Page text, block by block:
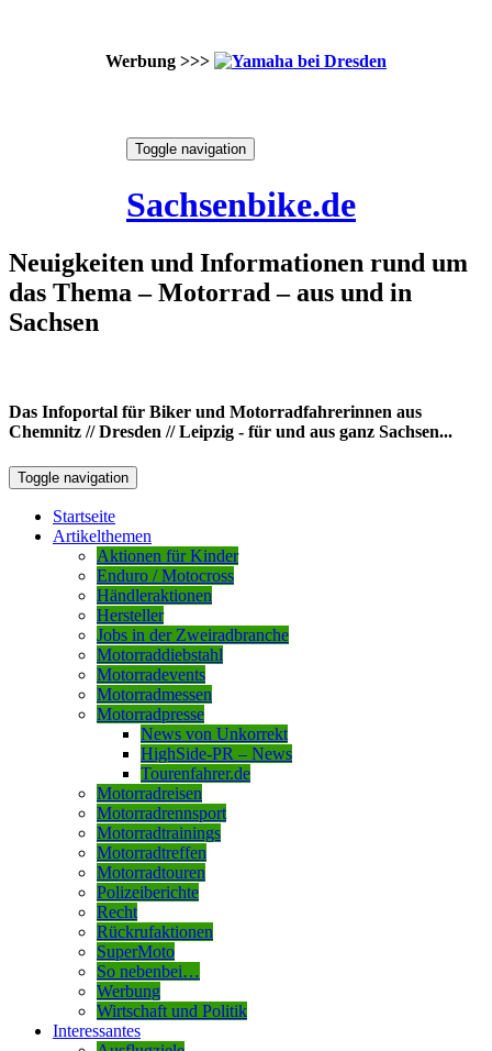
Werbung >>>
Toggle navigation
Sachsenbike.de
Neuigkeiten und Informationen rund um
das Thema – Motorrad – aus und in
Sachsen
Das Infoportal für Biker und Motorradfahrerinnen aus
Chemnitz // Dresden // Leipzig - für und aus ganz Sachsen...
Toggle navigation
Startseite
Artikelthemen
Aktionen für Kinder
Enduro / Motocross
Händleraktionen
Hersteller
Jobs in der Zweiradbranche
Motorraddiebstahl
Motorradevents
Motorradmessen
Motorradpresse
News von Unkorrekt
HighSide-PR – News
Tourenfahrer.de
Motorradreisen
Motorradrennsport
Motorradtrainings
Motorradtreffen
Motorradtouren
Polizeiberichte
Recht
Rückrufaktionen
SuperMoto
So nebenbei…
Werbung
Wirtschaft und Politik
Interessantes